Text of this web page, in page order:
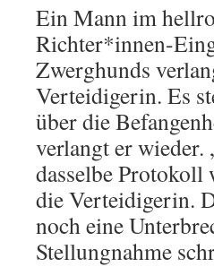
Ein Mann im
Richter*innen-
Zwerghunds
Verteidigerin. Es
über die
verlangt er
dasselbe
die Verteidigerin.
noch eine
Stellungnahme